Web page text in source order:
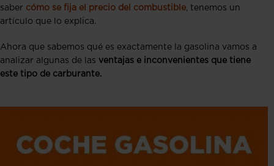
saber cómo se fija el precio del combustible, tenemos un
artículo que lo explica.
Ahora que sabemos qué es exactamente la gasolina vamos a
analizar algunas de las ventajas e inconvenientes que tiene
este tipo de carburante.